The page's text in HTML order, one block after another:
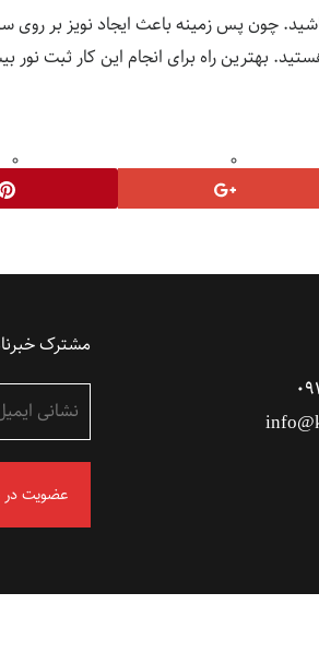
چون پس زمینه باعث ایجاد نویز بر روی
راه برای انجام این کار ثبت نور
مشترک